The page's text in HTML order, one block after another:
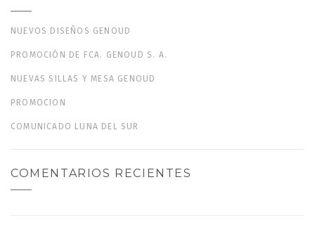
NUEVOS DISEÑOS GENOUD
PROMOCIÓN DE FCA. GENOUD S. A.
NUEVAS SILLAS Y MESA GENOUD
PROMOCION
COMUNICADO LUNA DEL SUR
COMENTARIOS RECIENTES